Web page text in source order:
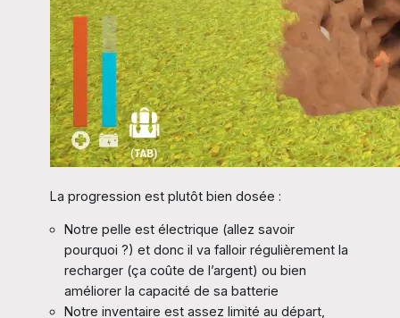
La progression est plutôt bien dosée :
Notre pelle est électrique (allez savoir
pourquoi ?) et donc il va falloir régulièrement la
recharger (ça coûte de l’argent) ou bien
améliorer la capacité de sa batterie
Notre inventaire est assez limité au départ,